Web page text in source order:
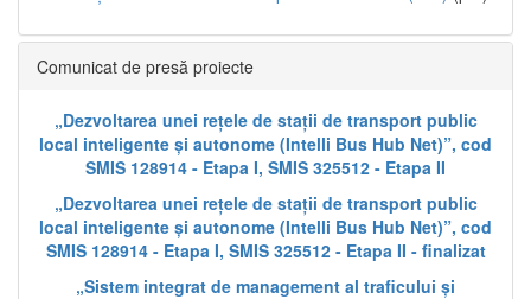
Comunicat de presă proiecte
„Dezvoltarea unei rețele de stații de transport public
local inteligente și autonome (Intelli Bus Hub Net)”, cod
SMIS 128914 - Etapa I, SMIS 325512 - Etapa II
„Dezvoltarea unei rețele de stații de transport public
local inteligente și autonome (Intelli Bus Hub Net)”, cod
SMIS 128914 - Etapa I, SMIS 325512 - Etapa II - finalizat
„Sistem integrat de management al traficului și